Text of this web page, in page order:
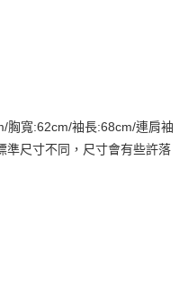
」的支付方式。 讓您購物簡單
儲值。
，將跳轉至「AFTEE先享後付」
可完成結帳。
視為交易完成。
，但若您需要取消訂單，請聯絡
仍視為有效，需透過AFTEE先享
胸寬:62cm/袖長:68cm/連肩袖
尺寸不同，尺寸會有些許落